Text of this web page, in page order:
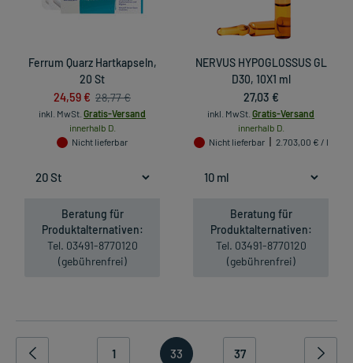
Ferrum Quarz Hartkapseln,
20 St
24,59 € 28,77 €
inkl. MwSt. Gratis-Versand
innerhalb D.
Nicht lieferbar
Beratung für
Produktalternativen:
Tel. 03491-8770120
(gebührenfrei)
NERVUS HYPOGLOSSUS GL
D30, 10X1 ml
27,03 €
inkl. MwSt. Gratis-Versand
innerhalb D.
Nicht lieferbar
2.703,00 € / l
Beratung für
Produktalternativen:
Tel. 03491-8770120
(gebührenfrei)
1 33 37